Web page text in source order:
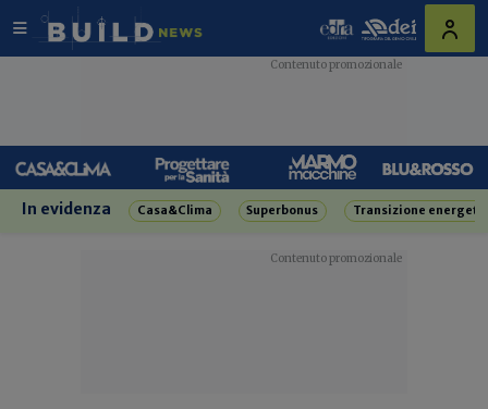
In evidenza Casa&Clima Superbonus Transizione